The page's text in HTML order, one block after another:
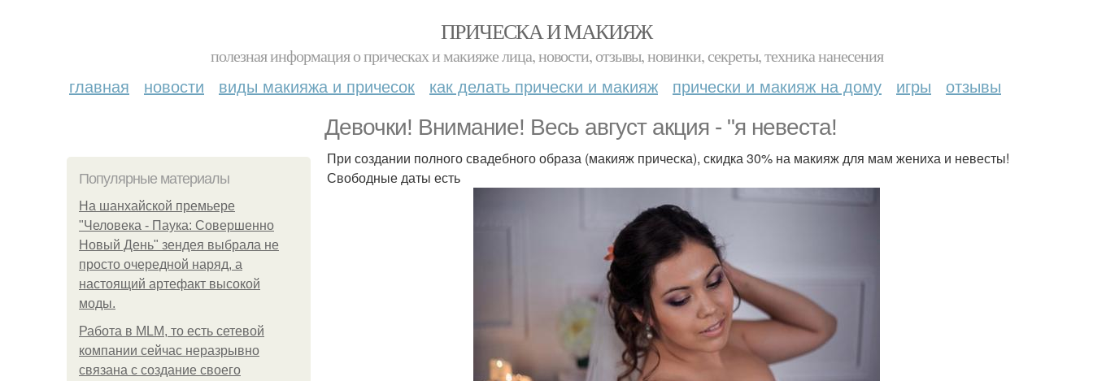
ПРИЧЕСКА И МАКИЯЖ
полезная информация о прическах и макияже лица, новости, отзывы, новинки, секреты, техника нанесения
главная новости виды макияжа и причесок как делать прически и макияж прически и макияж на дому игры отзывы
Девочки! Внимание! Весь август акция - "я невеста!
Популярные материалы
На шанхайской премьере
"Человека - Паука: Совершенно
Новый День" зендея выбрала не
просто очередной наряд, а
настоящий артефакт высокой
моды.
Работа в MLM, то есть сетевой
компании сейчас неразрывно
связана с создание своего
При создании полного свадебного образа (макияж прическа), скидка 30% на макияж для мам жениха и невесты!
Свободные даты есть